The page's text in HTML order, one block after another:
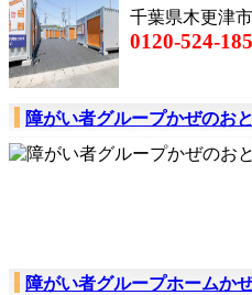
千葉県木更津
0120-524-185
障がい者グループかぜのお
障がい者グループホームか